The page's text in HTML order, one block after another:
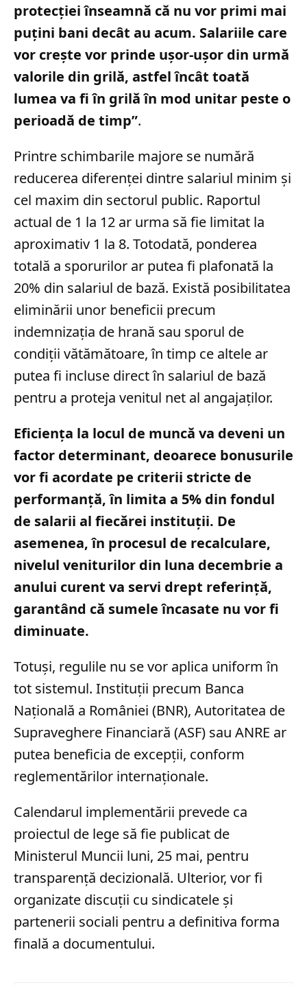
protecției înseamnă că nu vor primi mai
puțini bani decât au acum. Salariile care
vor crește vor prinde ușor-ușor din urmă
valorile din grilă, astfel încât toată
lumea va fi în grilă în mod unitar peste o
perioadă de timp”.
Printre schimbarile majore se numără
reducerea diferenței dintre salariul minim și
cel maxim din sectorul public. Raportul
actual de 1 la 12 ar urma să fie limitat la
aproximativ 1 la 8. Totodată, ponderea
totală a sporurilor ar putea fi plafonată la
20% din salariul de bază. Există posibilitatea
eliminării unor beneficii precum
indemnizația de hrană sau sporul de
condiții vătămătoare, în timp ce altele ar
putea fi incluse direct în salariul de bază
pentru a proteja venitul net al angajaților.
Eficiența la locul de muncă va deveni un
factor determinant, deoarece bonusurile
vor fi acordate pe criterii stricte de
performanță, în limita a 5% din fondul
de salarii al fiecărei instituții. De
asemenea, în procesul de recalculare,
nivelul veniturilor din luna decembrie a
anului curent va servi drept referință,
garantând că sumele încasate nu vor fi
diminuate.
Totuși, regulile nu se vor aplica uniform în
tot sistemul. Instituții precum Banca
Națională a României (BNR), Autoritatea de
Supraveghere Financiară (ASF) sau ANRE ar
putea beneficia de excepții, conform
reglementărilor internaționale.
Calendarul implementării prevede ca
proiectul de lege să fie publicat de
Ministerul Muncii luni, 25 mai, pentru
transparență decizională. Ulterior, vor fi
organizate discuții cu sindicatele și
partenerii sociali pentru a definitiva forma
finală a documentului.